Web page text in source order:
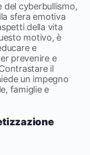
del cyberbullismo,
sfera emotiva
della vita
motivo, è
e
prevenire e
il
un impegno
famiglie e